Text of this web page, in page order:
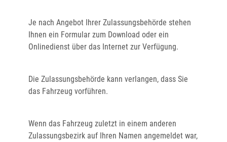
Je nach Angebot Ihrer Zulassungsbehörde stehen
Ihnen ein Formular zum Download oder ein
Onlinedienst über das Internet zur Verfügung.
Die Zulassungsbehörde kann verlangen, dass Sie
das Fahrzeug vorführen.
Wenn das Fahrzeug zuletzt in einem anderen
Zulassungsbezirk auf Ihren Namen angemeldet war,